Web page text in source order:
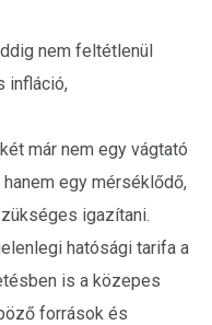
nem feltétlenül
infláció,
már nem egy vágtató
egy mérséklődő,
igazítani.
hatósági tarifa a
is a közepes
források és